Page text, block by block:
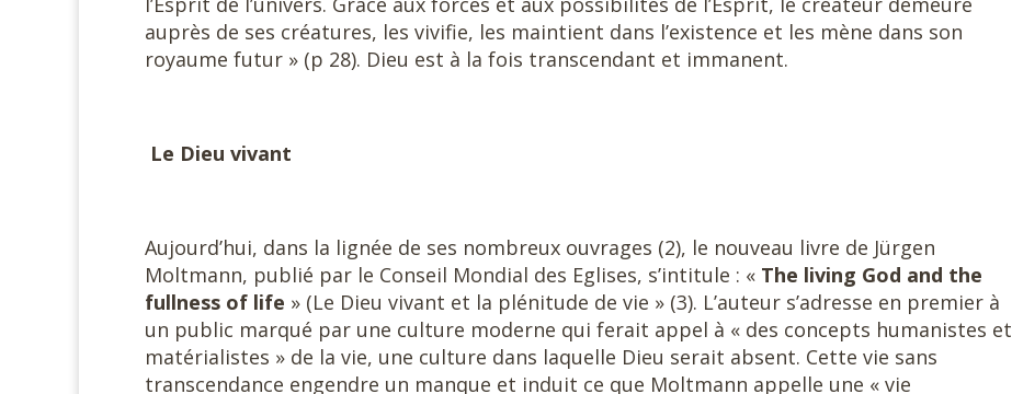
auprès de ses créatures, les vivifie, les maintient dans l’existence et les mène dans son
royaume futur » (p 28). Dieu est à la fois transcendant et immanent.
Le Dieu vivant
Aujourd’hui, dans la lignée de ses nombreux ouvrages (2), le nouveau livre de Jürgen
Moltmann, publié par le Conseil Mondial des Eglises, s’intitule : « The living God and the
fullness of life » (Le Dieu vivant et la plénitude de vie » (3). L’auteur s’adresse en premier à
un public marqué par une culture moderne qui ferait appel à « des concepts humanistes et
matérialistes » de la vie, une culture dans laquelle Dieu serait absent. Cette vie sans
transcendance engendre un manque et induit ce que Moltmann appelle une « vie